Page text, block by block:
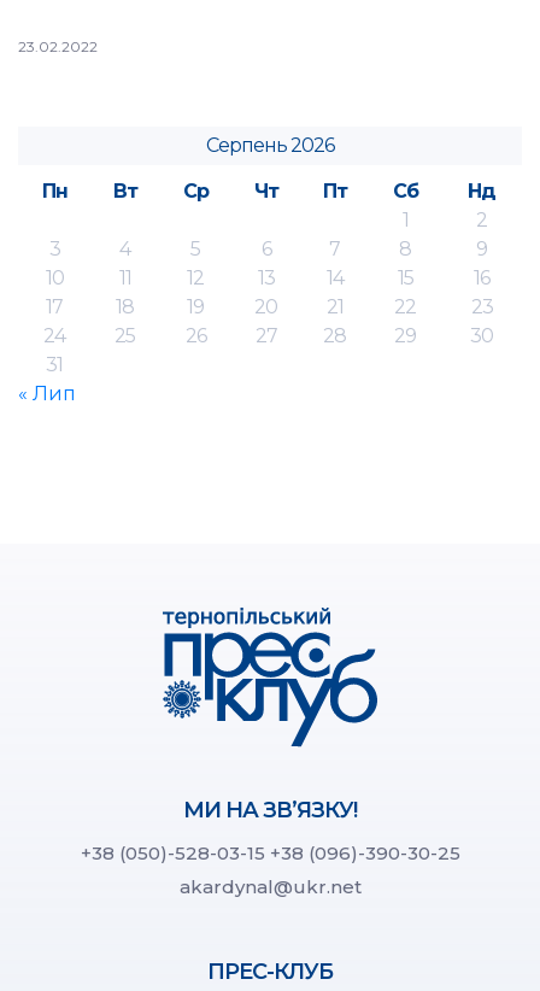
23.02.2022
Серпень 2026
Пн
Вт Ср Чт Пт Сб
Нд
1
2
3
4 5 6 7 8
9
10
11 12 13 14 15
16
17
18 19 20 21 22
23
24
25 26 27 28 29
30
31
« Лип
МИ НА ЗВ’ЯЗКУ!
+38 (050)-528-03-15 +38 (096)-390-30-25
akardynal@ukr.net
ПРЕС-КЛУБ